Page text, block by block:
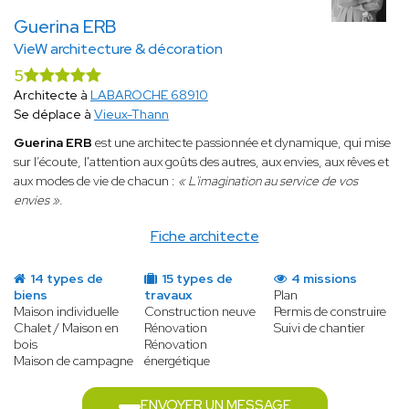
Guerina ERB
VieW architecture & décoration
Fiche architecte
5
Architecte à LABAROCHE 68910
Se déplace à Vieux-Thann
Guerina ERB est une architecte passionnée et dynamique, qui mise
sur l’écoute, l'attention aux goûts des autres, aux envies, aux rêves et
aux modes de vie de chacun : « L'imagination au service de vos
envies ».
14 types de
biens
Maison individuelle
Chalet / Maison en
bois
Maison de campagne
15 types de
travaux
Construction neuve
Rénovation
Rénovation
énergétique
4 missions
Plan
Permis de construire
Suivi de chantier